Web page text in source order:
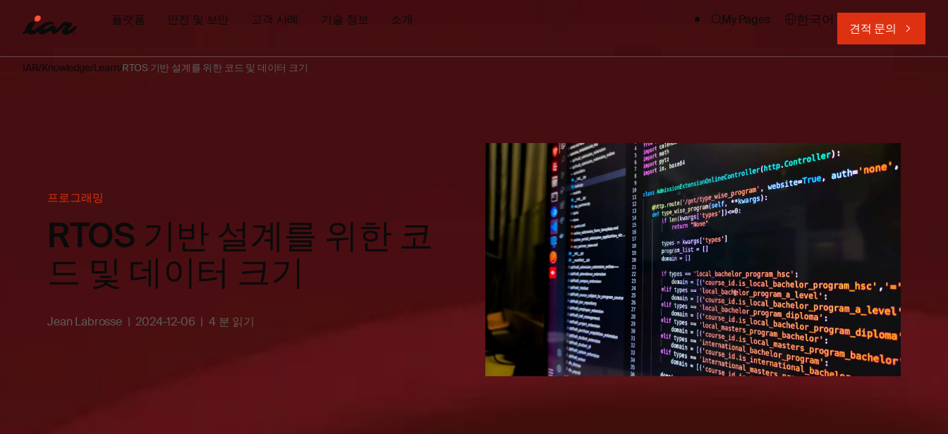
플랫폼 안전 및 보안 고객 사례 기술 정보 소개 My Pages 한국어
견적 문의
IAR Knowledge Learn RTOS 기반 설계를 위한 코드 및 데이터 크기
프로그래밍
RTOS 기반 설계를 위한 코
드 및 데이터 크기
Jean Labrosse 2024-12-06 4 분 읽기